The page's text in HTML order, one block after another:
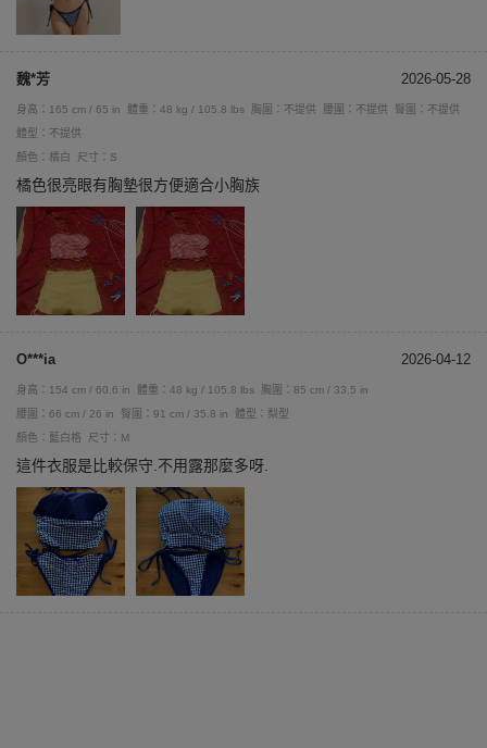
魏*芳 2026-05-28
身高：165 cm / 65 in 體重：48 kg / 105.8 lbs 胸圍：不提供 腰圍：不提供
臀圍：不提供
體型：不提供
顏色：橘白
尺寸：S
橘色很亮眼有胸墊很方便適合小胸族
O***ia 2026-04-12
身高：154 cm / 60.6 in 體重：48 kg / 105.8 lbs
胸圍：85 cm / 33.5 in
腰圍：66 cm / 26 in
臀圍：91 cm / 35.8 in
體型：梨型
顏色：藍白格
尺寸：M
這件衣服是比較保守.不用露那麼多呀.